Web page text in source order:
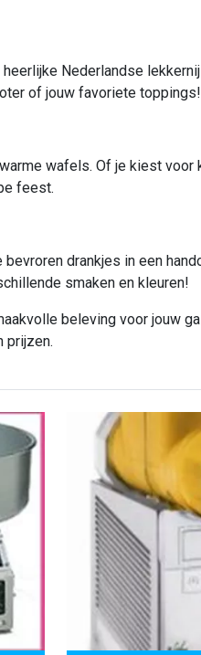
Nederlandse
of jouw favoriete toppings!
wafels. Of je kiest voor
feest.
drankjes in een
smaken en kleuren!
beleving voor jouw
prijzen.